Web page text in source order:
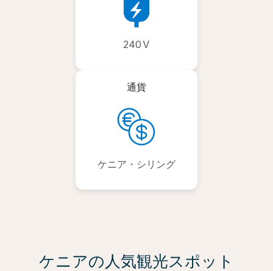
240 V
通貨
ケニア・シリング
ケニアの人気観光スポット